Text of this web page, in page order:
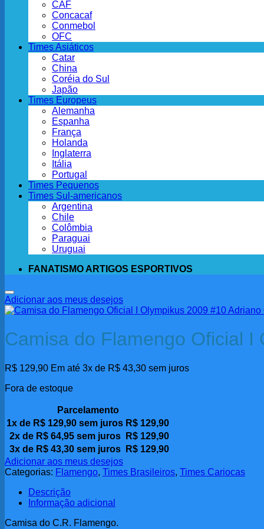
CAF
Concacaf
Conmebol
OFC
Times Asiáticos
Catar
China
Coréia do Sul
Japão
Times Europeus
Alemanha
Espanha
França
Holanda
Inglaterra
Itália
Portugal
Times Pequenos
Times Sul-americanos
Argentina
Chile
Colômbia
Paraguai
Uruguai
FANATISMO ARTIGOS ESPORTIVOS
Adicionar aos meus desejos
Camisa do Flamengo Oficial I
R$ 129,90 Em até 3x de R$ 43,30 sem juros
Fora de estoque
Parcelamento
1x de R$ 129,90 sem juros R$ 129,90
2x de R$64,95sem juros R$ 129,90
3x de R$43,30sem juros R$ 129,90
Adicionar aos meus desejos
Categorias: Flamengo, Times Brasileiros, Times Cariocas
Descrição
Informação adicional
Camisa do C.R. Flamengo.